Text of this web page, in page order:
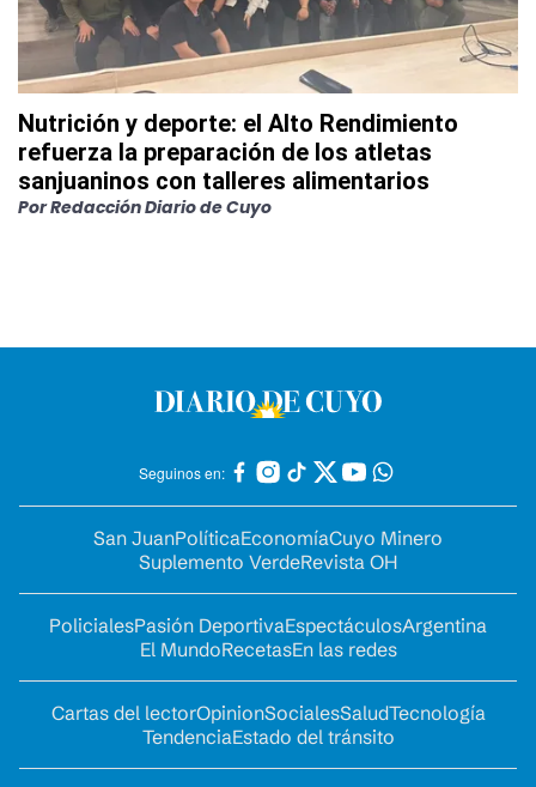
Nutrición y deporte: el Alto Rendimiento
refuerza la preparación de los atletas
sanjuaninos con talleres alimentarios
PorRedacción Diario de Cuyo
Seguinos en:
San JuanPolíticaEconomíaCuyo Minero
Suplemento VerdeRevista OH
PolicialesPasión DeportivaEspectáculosArgentina
El MundoRecetasEn las redes
Cartas del lectorOpinionSocialesSaludTecnología
TendenciaEstado del tránsito